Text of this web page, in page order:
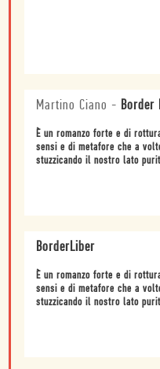
Martino Ciano - Border
È un romanzo forte e di
sensi e di metafore che a
stuzzicando il nostro lato
BorderLiber
È un romanzo forte e di
sensi e di metafore che a
stuzzicando il nostro lato